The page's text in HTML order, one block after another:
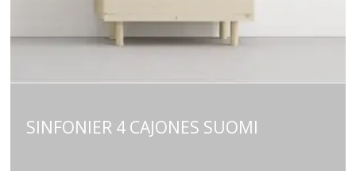
SINFONIER 4 CAJONES SUOMI